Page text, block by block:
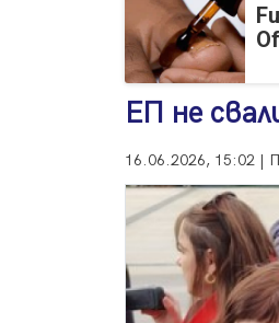
ЕП не
16.06.2026, 15:02 |